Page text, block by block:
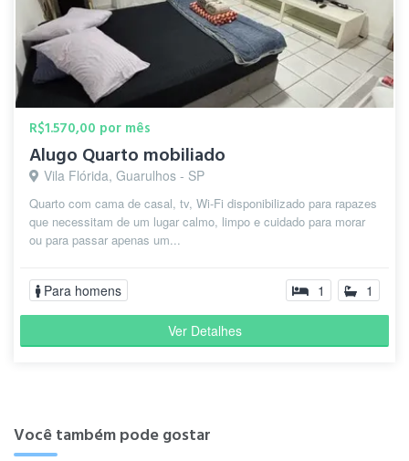
R$1.570,00 por mês
Alugo Quarto mobiliado
Vila Flórida, Guarulhos - SP
Quarto com cama de casal, tv, Wi-Fi disponibilizado para rapazes
que necessitam de um lugar calmo, limpo e cuidado para morar
ou para passar apenas um...
Para homens 1 1
Ver Detalhes
Você também pode gostar